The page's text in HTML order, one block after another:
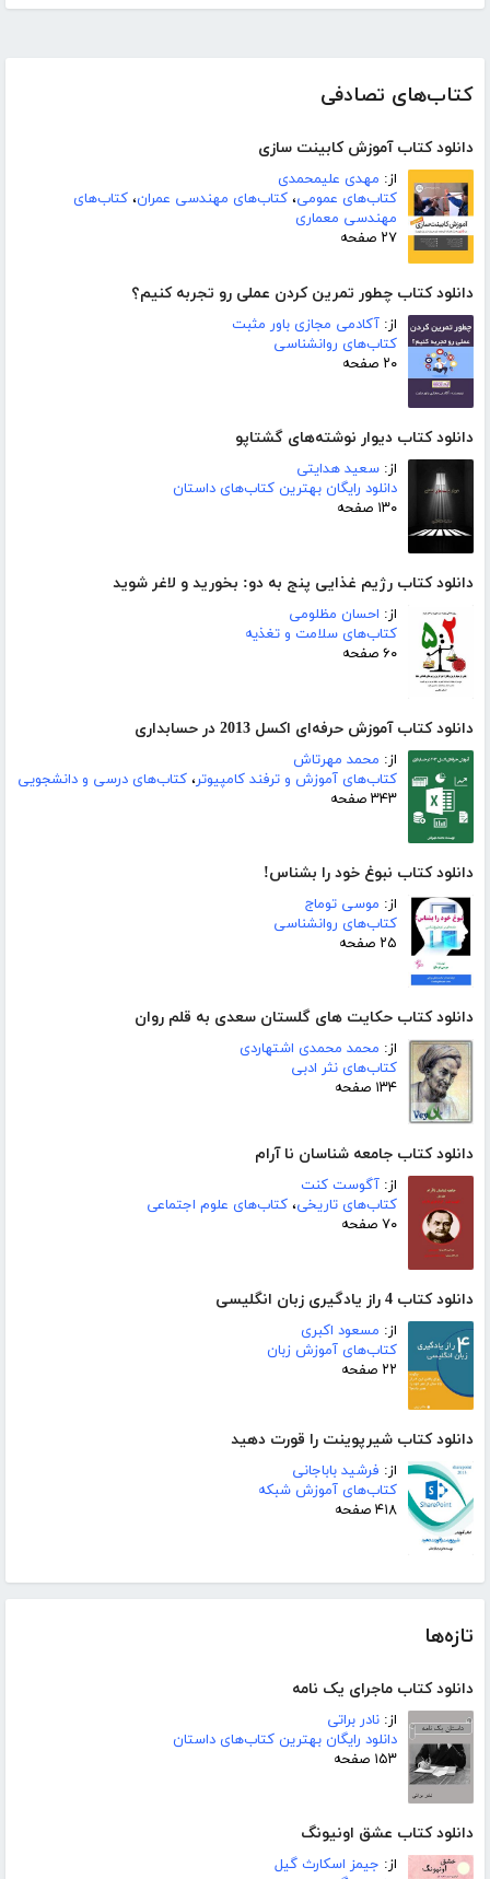
کتاب‌های تصادفی
دانلود کتاب آموزش کابینت سازی
از: مهدی علیمحمدی
کتاب‌های عمومی، کتاب‌های مهندسی عمران، کتاب‌های
مهندسی معماری
۲۷ صفحه
دانلود کتاب چطور تمرین کردن عملی رو تجربه کنیم؟
از: آکادمی مجازی باور مثبت
کتاب‌های روانشناسی
۲۰ صفحه
دانلود کتاب دیوار نوشته‌های گشتاپو
از: سعید هدایتی
دانلود رایگان بهترین کتاب‌های داستان
۱۳۰ صفحه
دانلود کتاب رژیم غذایی پنج به دو: بخورید و لاغر شوید
از: احسان مظلومی
کتاب‌های سلامت و تغذیه
۶۰ صفحه
دانلود کتاب آموزش حرفه‌ای اکسل 2013 در حسابداری
از: محمد مهرتاش
کتاب‌های آموزش و ترفند کامپیوتر، کتاب‌های درسی و دانشجویی
۳۴۳ صفحه
دانلود کتاب نبوغ خود را بشناس!
از: موسی توماج
کتاب‌های روانشناسی
۲۵ صفحه
دانلود کتاب حکایت های گلستان سعدی به قلم روان
از: محمد محمدی اشتهاردی
کتاب‌های نثر ادبی
۱۳۴ صفحه
دانلود کتاب جامعه شناسان نا آرام
از: آگوست کنت
کتاب‌های تاریخی، کتاب‌های علوم اجتماعی
۷۰ صفحه
دانلود کتاب 4 راز یادگیری زبان انگلیسی
از: مسعود اکبری
کتاب‌های آموزش زبان
۲۲ صفحه
دانلود کتاب شیرپوینت را قورت دهید
از: فرشید باباجانی
کتاب‌های آموزش شبکه
۴۱۸ صفحه
تازه‌ها
دانلود کتاب ماجرای یک نامه
از: نادر براتی
دانلود رایگان بهترین کتاب‌های داستان
۱۵۳ صفحه
دانلود کتاب عشق اونیونگ
از: جیمز اسکارث گیل